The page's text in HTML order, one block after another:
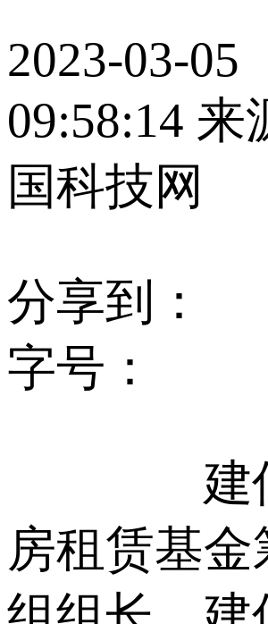
2023-03-05
09:58:14 来
国科技网
分享到：
字号：
建信
房租赁基金